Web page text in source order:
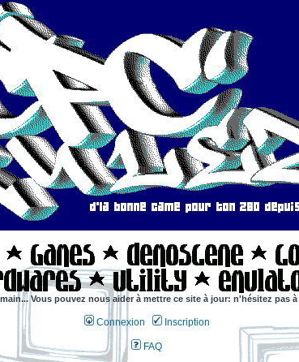
Vous pouvez nous aider à mettre ce site à jour: n'hésitez pas à
Connexion Inscription
FAQ